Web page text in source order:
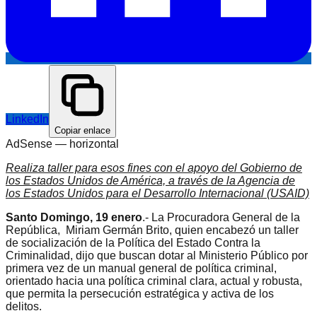
LinkedIn
Copiar enlace
AdSense — horizontal
Realiza taller para esos fines con el apoyo del Gobierno de
los Estados Unidos de América, a través de la Agencia de
los Estados Unidos para el Desarrollo Internacional (USAID)
Santo Domingo, 19 enero.- La Procuradora General de la
República, Miriam Germán Brito, quien encabezó un taller
de socialización de la Política del Estado Contra la
Criminalidad, dijo que buscan dotar al Ministerio Público por
primera vez de un manual general de política criminal,
orientado hacia una política criminal clara, actual y robusta,
que permita la persecución estratégica y activa de los
delitos.